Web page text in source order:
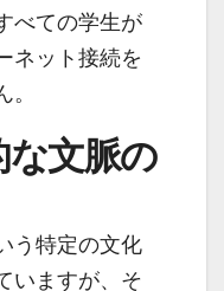
べての学生が
ネット接続を
な文脈の
う特定の文化
いますが、そ